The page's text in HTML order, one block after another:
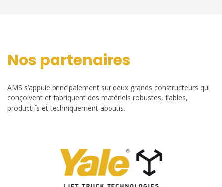
Nos partenaires
AMS s’appuie principalement sur deux grands constructeurs qui
conçoivent et fabriquent des matériels robustes, fiables,
productifs et techniquement aboutis.